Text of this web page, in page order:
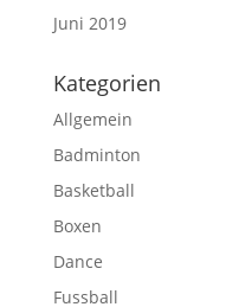
Juni 2019
Kategorien
Allgemein
Badminton
Basketball
Boxen
Dance
Fussball